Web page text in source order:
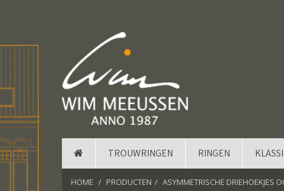
TROUWRINGEN RINGEN
HOME PRODUCTEN ASYMMETRISCHE DRIEHOEKJES